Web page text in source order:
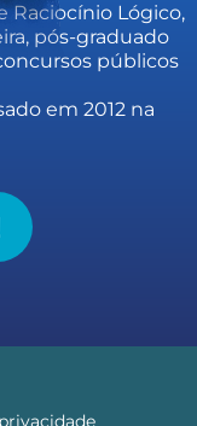
Raciocínio Lógico,
pós-graduado
públicos
em 2012 na